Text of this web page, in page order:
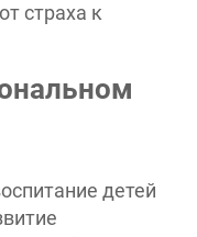
страха к
детей